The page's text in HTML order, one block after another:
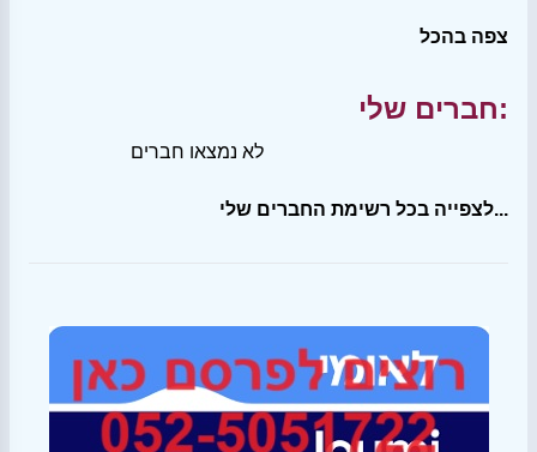
צפה בהכל
חברים שלי:
לא נמצאו חברים
לצפייה בכל רשימת החברים שלי...